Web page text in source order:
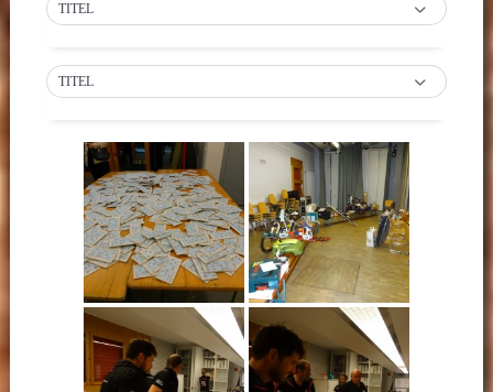
TITEL
TITEL